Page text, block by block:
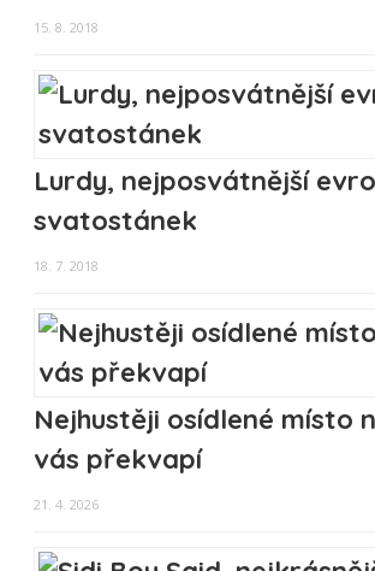
15. 8. 2018
Lurdy, nejposvátnější
svatostánek
18. 7. 2018
Nejhustěji osídlené místo
vás překvapí
21. 4. 2026